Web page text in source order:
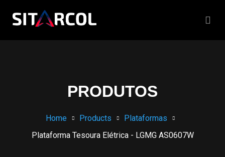
PRODUTOS
Home Products
Plataformas
Plataforma Tesoura Elétrica - LGMG AS0607W